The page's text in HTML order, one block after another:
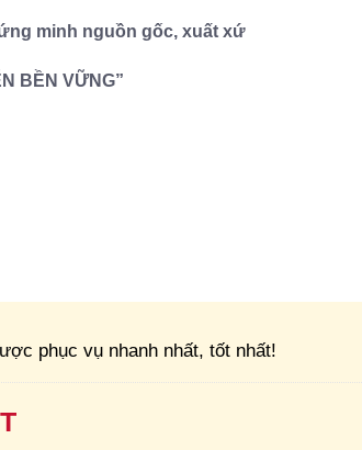
minh nguồn gốc, xuất xứ
BỀN VỮNG”
phục vụ nhanh nhất, tốt nhất!